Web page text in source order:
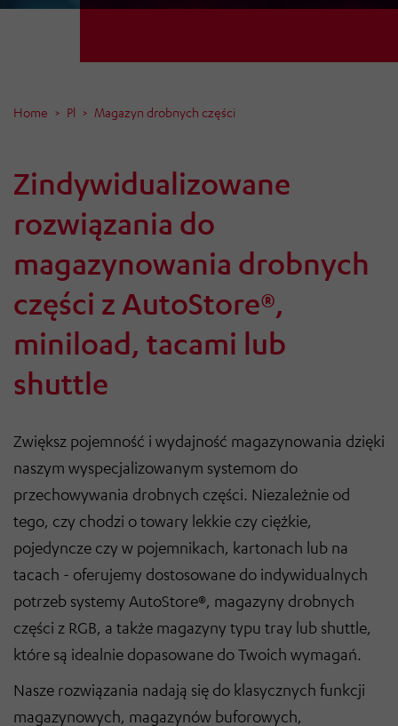
Home Pl Magazyn drobnych części
Zindywidualizowane
rozwiązania do
magazynowania drobnych
części z AutoStore®,
miniload, tacami lub
shuttle
Zwiększ pojemność i wydajność magazynowania dzięki
naszym wyspecjalizowanym systemom do
przechowywania drobnych części. Niezależnie od
tego, czy chodzi o towary lekkie czy ciężkie,
pojedyncze czy w pojemnikach, kartonach lub na
tacach - oferujemy dostosowane do indywidualnych
potrzeb systemy AutoStore®, magazyny drobnych
części z RGB, a także magazyny typu tray lub shuttle,
które są idealnie dopasowane do Twoich wymagań.
Nasze rozwiązania nadają się do klasycznych funkcji
magazynowych, magazynów buforowych,